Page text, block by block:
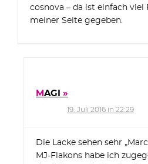
cosnova – da ist einfach
meiner Seite gegeben.
MAGI
19. Juli 2016 in 22:29
Die Lacke sehen sehr
MJ-Flakons habe ich